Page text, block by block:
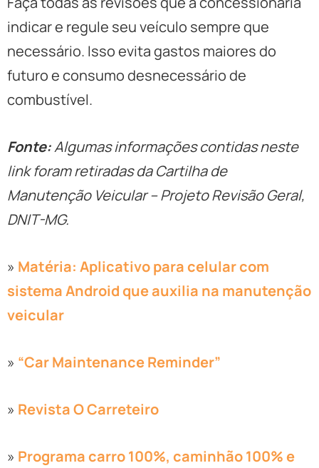
indicar e regule seu veículo sempre que
necessário. Isso evita gastos maiores do
futuro e consumo desnecessário de
combustível.
Fonte:Algumas informações contidas neste
link foram retiradas da Cartilha de
Manutenção Veicular – Projeto Revisão Geral,
DNIT-MG.
» Matéria: Aplicativo para celular com
sistema Android que auxilia na manutenção
veicular
» “Car Maintenance Reminder”
» Revista O Carreteiro
» Programa carro 100%, caminhão 100% e